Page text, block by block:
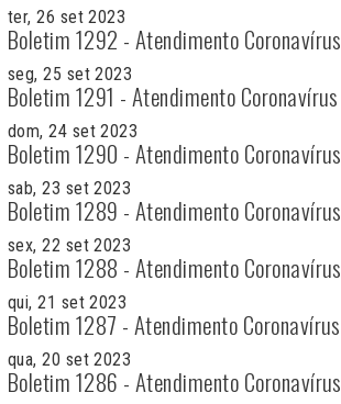
ter, 26 set 2023
Boletim 1292 - Atendimento Coronavírus
seg, 25 set 2023
Boletim 1291 - Atendimento Coronavírus
dom, 24 set 2023
Boletim 1290 - Atendimento Coronavírus
sab, 23 set 2023
Boletim 1289 - Atendimento Coronavírus
sex, 22 set 2023
Boletim 1288 - Atendimento Coronavírus
qui, 21 set 2023
Boletim 1287 - Atendimento Coronavírus
qua, 20 set 2023
Boletim 1286 - Atendimento Coronavírus